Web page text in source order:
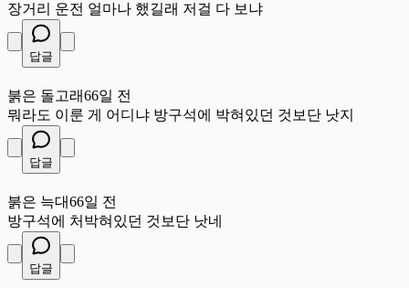
장거리 운전 얼마나 했길래 저걸 다 보냐
답글
붉은 돌고래66일 전
뭐라도 이룬 게 어디냐 방구석에 박혀있던 것보단 낫지
답글
붉은 늑대66일 전
방구석에 처박혀있던 것보단 낫네
답글